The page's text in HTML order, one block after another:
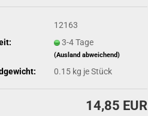
12163
3-4 Tage
(Ausland abweichend)
0.15kg je Stück
14,85 EUR